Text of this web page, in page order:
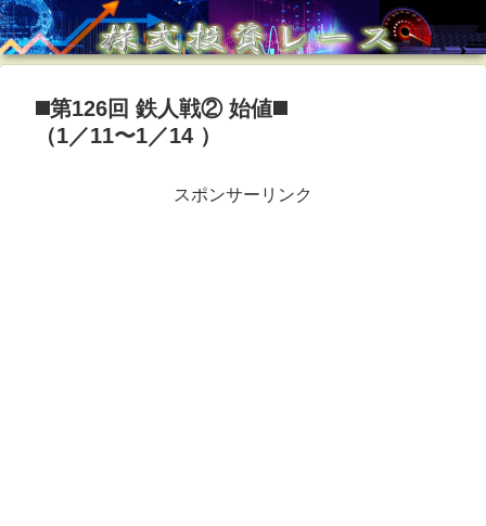
◼️第126回 鉄人戦② 始値◼️
（1／11〜1／14 ）
スポンサーリンク